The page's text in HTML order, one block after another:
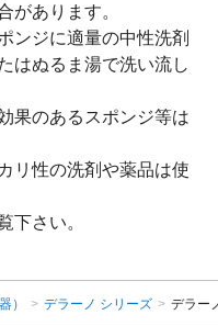
があります。
ンジに適量の中性洗剤
はぬるま湯で洗い流し
果のあるスポンジ等は
リ性の洗剤や薬品は使
下さい。
） > デラーノ シリーズ > デラ